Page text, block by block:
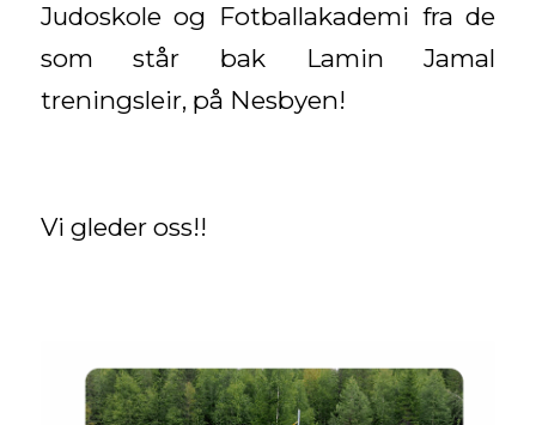
Judoskole og Fotballakademi fra de
som står bak Lamin Jamal
treningsleir, på Nesbyen!
Vi gleder oss!!